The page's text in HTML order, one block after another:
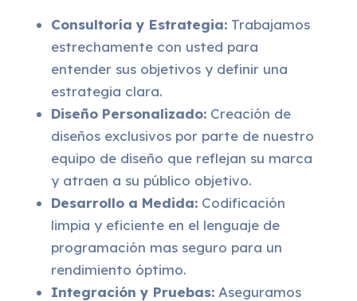
Consultoría y Estrategia: Trabajamos
estrechamente con usted para
entender sus objetivos y definir una
estrategia clara.
Diseño Personalizado: Creación de
diseños exclusivos por parte de nuestro
equipo de diseño que reflejan su marca
y atraen a su público objetivo.
Desarrollo a Medida: Codificación
limpia y eficiente en el lenguaje de
programación mas seguro para un
rendimiento óptimo.
Integración y Pruebas: Aseguramos